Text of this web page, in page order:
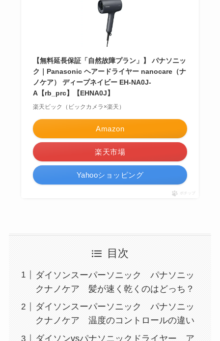
【無料延長保証「自然故障プラン」】 パナソニッ
ク｜Panasonic ヘアードライヤー nanocare（ナ
ノケア） ディープネイビー EH-NA0J-
A【rb_prc】【EHNA0J】
楽天ビック（ビックカメラ×楽天）
Amazon
楽天市場
Yahooショッピング
ポチップ
目次
ダイソンスーパーソニック パナソニッ
クナノケア 髪が速く乾くのはどっち？
ダイソンスーパーソニック パナソニッ
クナノケア 温度のコントロールの違い
ダイソンvsパナソニックドライヤー ア